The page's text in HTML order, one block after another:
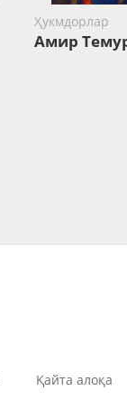
Ҳукмдорлар
Амир
Қайта алоқа